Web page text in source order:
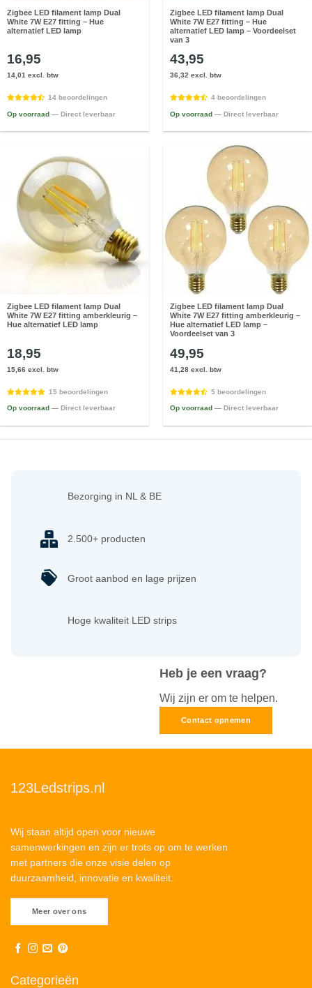
Zigbee LED filament lamp Dual
White 7W E27 fitting – Hue
alternatief LED lamp
16,95
14,01 excl. btw
14 beoordelingen
Op voorraad — Direct leverbaar
Zigbee LED filament lamp Dual
White 7W E27 fitting – Hue
alternatief LED lamp – Voordeelset
van 3
43,95
36,32 excl. btw
4 beoordelingen
Op voorraad — Direct leverbaar
Zigbee LED filament lamp Dual
White 7W E27 fitting amberkleurig –
Hue alternatief LED lamp
18,95
15,66 excl. btw
15 beoordelingen
Op voorraad — Direct leverbaar
Zigbee LED filament lamp Dual
White 7W E27 fitting amberkleurig –
Hue alternatief LED lamp –
Voordeelset van 3
49,95
41,28 excl. btw
5 beoordelingen
Op voorraad — Direct leverbaar
Heb je een vraag?
Wij zijn er om te helpen.
Contact opnemen
Bezorging in NL & BE
2.500+ producten
Groot aanbod en lage prijzen
Hoge kwaliteit LED strips
123Ledstrips.nl
Wij staan altijd open voor nieuwe
samenwerkingen en zijn er trots op om te werken
met partners die onze visie delen op
duurzaamheid, innovatie en kwaliteit.
Meer over ons
Categorieën